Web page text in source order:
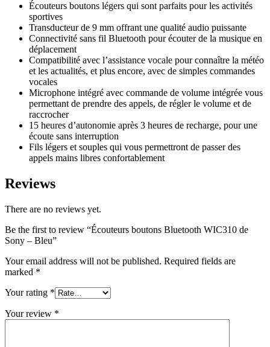
Écouteurs boutons légers qui sont parfaits pour les activités
sportives
Transducteur de 9 mm offrant une qualité audio puissante
Connectivité sans fil Bluetooth pour écouter de la musique en
déplacement
Compatibilité avec l’assistance vocale pour connaître la météo
et les actualités, et plus encore, avec de simples commandes
vocales
Microphone intégré avec commande de volume intégrée vous
permettant de prendre des appels, de régler le volume et de
raccrocher
15 heures d’autonomie après 3 heures de recharge, pour une
écoute sans interruption
Fils légers et souples qui vous permettront de passer des
appels mains libres confortablement
Reviews
There are no reviews yet.
Be the first to review “Écouteurs boutons Bluetooth WIC310 de
Sony – Bleu”
Your email address will not be published. Required fields are
marked *
Your rating *
Your review *